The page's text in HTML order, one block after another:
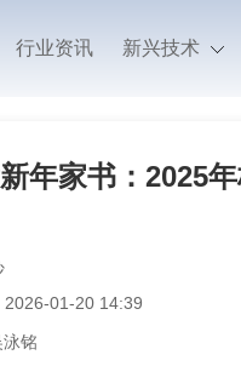
行业资讯 新兴技术
年家书：2025
2026-01-20 14:39
泳铭